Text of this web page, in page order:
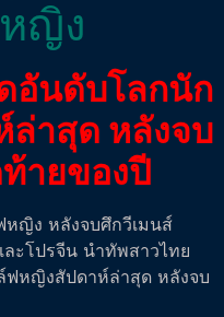
ญิง
อันดับโลกนัก
าสุด หลังจบ
ายของปี
ญิง หลังจบศึกวีเมนส์
ะโปรจีน นำทัพสาวไทย
หญิงสัปดาห์ล่าสุด หลังจบ